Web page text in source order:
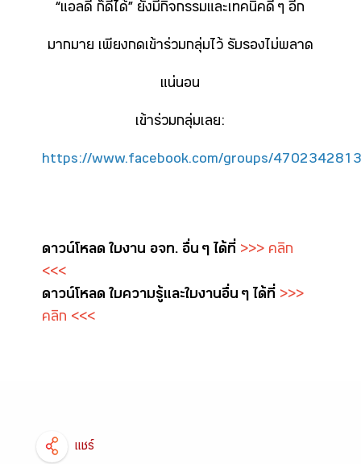
“แอลดี ก็ดีได้” ยังมีกิจกรรมและเทคนิคดี ๆ อีก
มากมาย เพียงกดเข้าร่วมกลุ่มไว้ รับรองไม่พลาด
แน่นอน
เข้าร่วมกลุ่มเลย:
https://www.facebook.com/groups/
ดาวน์โหลด ใบงาน อจท. อื่น ๆ ได้ที่ >>> คลิก
<<<
ดาวน์โหลด ใบความรู้และใบงาน อื่น ๆ ได้ที่ >>>
คลิก <<<
แชร์